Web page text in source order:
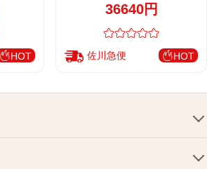
HOT
36640円
佐川急便 HOT